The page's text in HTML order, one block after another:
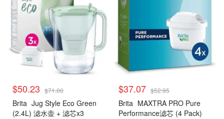
$50.23 $71.00
Brita Jug Style Eco Green
(2.4L) 滤水壶 + 滤芯x3
$37.07 $52.95
Brita MAXTRA PRO Pure
Performance滤芯 (4 Pack)